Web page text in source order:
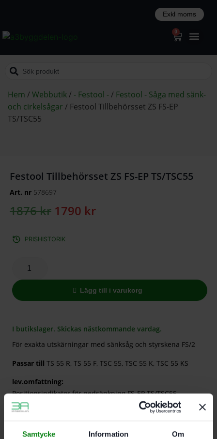
Samtycke Information Om
0
Hem /Webbutik/ - Festool -/ Festool - Såga med sänk-
och cirkelsågar / Festool Tillbehörsset ZS FS-EP
TS/TSC55
Festool Tillbehörsset ZS FS-EP TS/TSC55
Art. nr 578697
1876kr 1790 kr
PRISHISTORIK
Lägg till i varukorg
I butikslager. Skickas nästkommande vardag.
För exakta utskärningar med sänksåg och styrskena FS/2
Passar till TS 55 R, TS 55 F, TSC 55, TSC 55 K, TSC 55 KS
lev.omfattning:
Positionsindikator för nedsänkning FS-EP TS/TSC55
Snabbtvingar FS-EZ 150 (2 st)